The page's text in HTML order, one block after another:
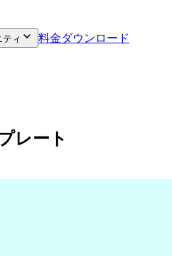
ティ 料金ダウンロード
レート